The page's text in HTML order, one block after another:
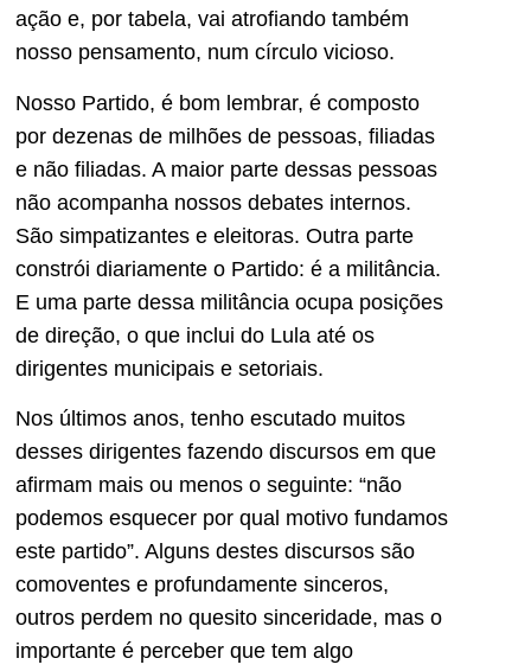
ação e, por tabela, vai atrofiando também
nosso pensamento, num círculo vicioso.
Nosso Partido, é bom lembrar, é composto
por dezenas de milhões de pessoas, filiadas
e não filiadas. A maior parte dessas pessoas
não acompanha nossos debates internos.
São simpatizantes e eleitoras. Outra parte
constrói diariamente o Partido: é a militância.
E uma parte dessa militância ocupa posições
de direção, o que inclui do Lula até os
dirigentes municipais e setoriais.
Nos últimos anos, tenho escutado muitos
desses dirigentes fazendo discursos em que
afirmam mais ou menos o seguinte: “não
podemos esquecer por qual motivo fundamos
este partido”. Alguns destes discursos são
comoventes e profundamente sinceros,
outros perdem no quesito sinceridade, mas o
importante é perceber que tem algo